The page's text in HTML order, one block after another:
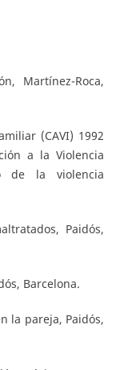
Martínez-Roca,
(CAVI) 1992
a la Violencia
de la violencia
Paidós,
Barcelona.
la pareja, Paidós,